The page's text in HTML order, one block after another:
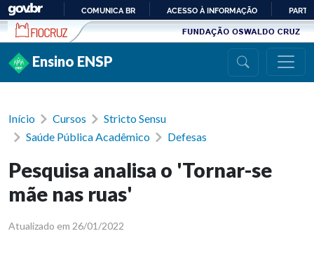
Ir para conteúdo
PARA
COMUNICA BR ACESSO À INFORMAÇÃO
Ensino ENSP
Início Cursos
Stricto Sensu
Saúde Pública Acadêmico
Defesas
Pesquisa analisa o 'Tornar-se
mãe nas ruas'
Atualizado em 26/01/2022